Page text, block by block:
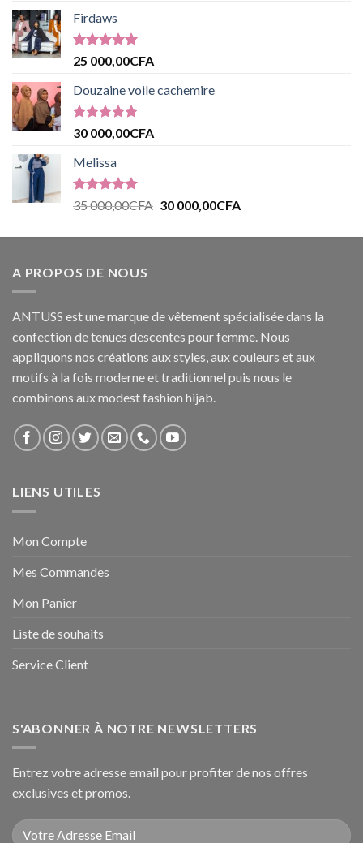
Firdaws
Note5.00
25 000,00CFA
Douzaine voile cachemire
Note5.00
30 000,00CFA
Melissa
Note5.00
35 000,00CFA 30 000,00CFA
A PROPOS DE NOUS
ANTUSS est une marque de vêtement spécialisée dans la
confection de tenues descentes pour femme. Nous
appliquons nos créations aux styles, aux couleurs et aux
motifs à la fois moderne et traditionnel puis nous le
combinons aux modest fashion hijab.
LIENS UTILES
Mon Compte
Mes Commandes
Mon Panier
Liste de souhaits
Service Client
S'ABONNER À NOTRE NEWSLETTERS
Entrez votre adresse email pour profiter de nos offres
exclusives et promos.